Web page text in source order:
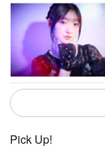
Pick Up!